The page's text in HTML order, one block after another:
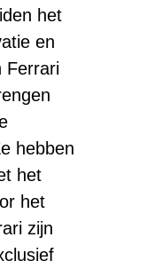
het
en
Ferrari
hebben
het
het
zijn